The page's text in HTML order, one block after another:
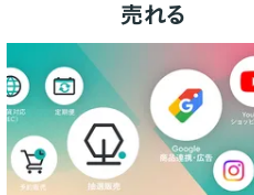
売れる